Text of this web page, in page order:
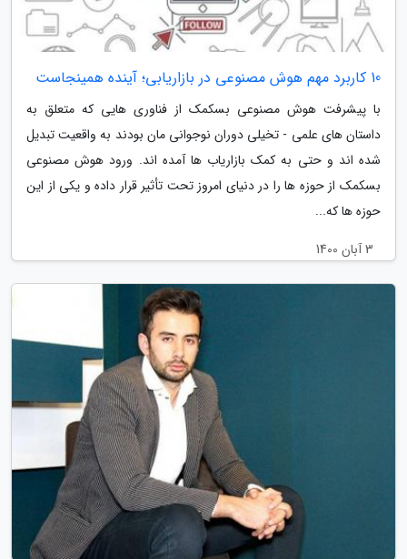
10 کاربرد مهم هوش مصنوعی در بازاریابی؛ آینده همینجاست
با پیشرفت هوش مصنوعی بسکمک از فناوری هایی که متعلق به
داستان های علمی - تخیلی دوران نوجوانی مان بودند به واقعیت تبدیل
شده اند و حتی به کمک بازاریاب ها آمده اند. ورود هوش مصنوعی
بسکمک از حوزه ها را در دنیای امروز تحت تأثیر قرار داده و یکی از این
حوزه ها که...
3 آبان 1400